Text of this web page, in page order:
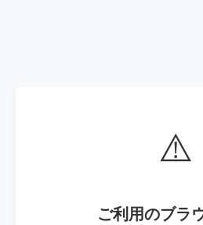
⚠️
ご利用のブラ